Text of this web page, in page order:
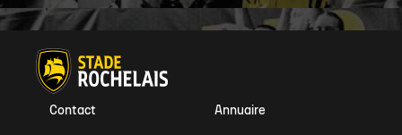
Annuaire
Contact